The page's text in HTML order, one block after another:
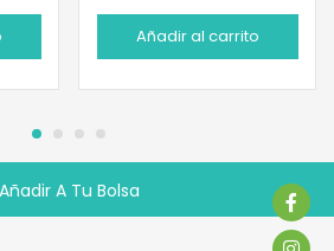
Añadir A Tu Bolsa
Añadir al carrito